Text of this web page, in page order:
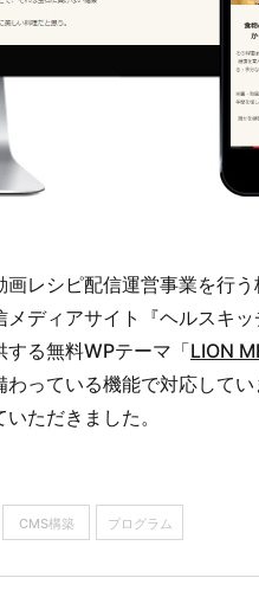
レシピ配信運営事業を行
ディアサイト『ヘルスキ
る無料WPテーマ「LION
っている機能で対応して
ただきました。
CMS構築 プログラム